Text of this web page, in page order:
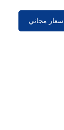
مجاني